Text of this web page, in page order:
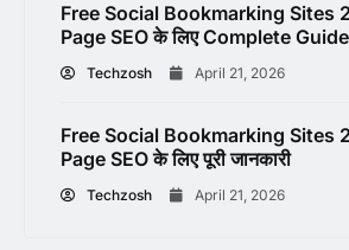
Free Social Bookmarking Sites
Page SEO के लिए Complete Guide
Techzosh April 21, 2026
Free Social Bookmarking Sites
Page SEO के लिए पूरी जानकारी
Techzosh April 21, 2026